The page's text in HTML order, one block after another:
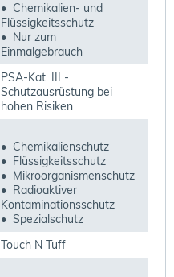
• Chemikalien- und
Flüssigkeitsschutz
• Nur zum
Einmalgebrauch
PSA-Kat. III -
Schutzausrüstung bei
hohen Risiken
• Chemikalienschutz
• Flüssigkeitsschutz
• Mikroorganismenschutz
• Radioaktiver
Kontaminationsschutz
• Spezialschutz
Touch N Tuff